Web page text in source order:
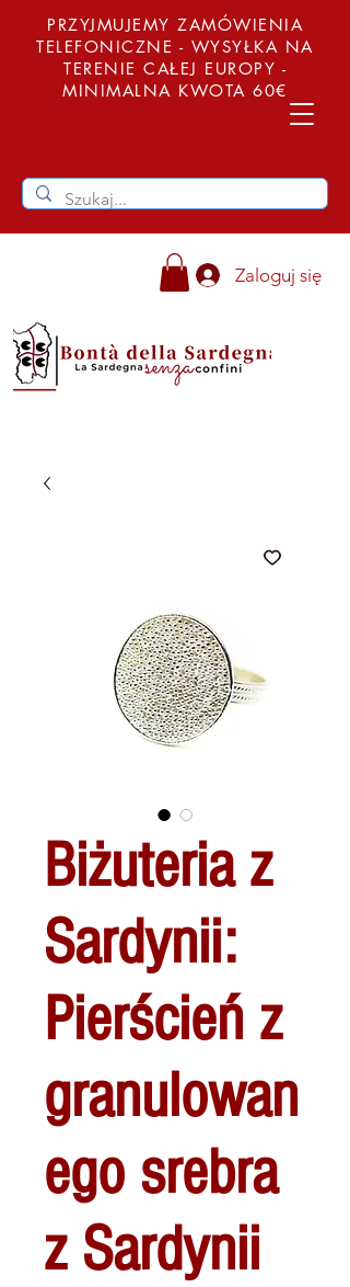
PRZYJMUJEMY ZAMÓWIENIA
TELEFONICZNE - WYSYŁKA NA
TERENIE CAŁEJ EUROPY -
MINIMALNA KWOTA 60€
Zaloguj się
Biżuteria z
Sardynii:
Pierścień z
granulowan
ego srebra
z Sardynii